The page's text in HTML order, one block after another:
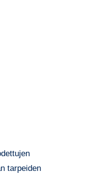
tarpeiden